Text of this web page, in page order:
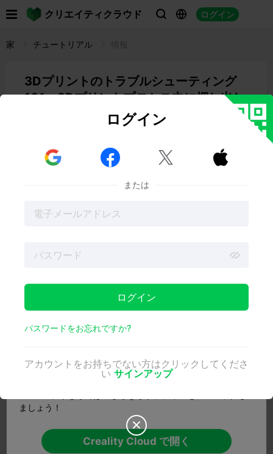
クリエイティクラウド   ログイン
家 チュートリアル
3Dプリントのトラブルシューティング
101：3Dプリントプロセス中に押し出し
時折、3Dプリンターのホットエンドから溶融フィラメン
トが押し出されなくなることがありますが、これは印刷プ
ロセスに悪影響を及ぼすさまざまな要因によるものです。
何がこの3Dプリント問題を引き起こすの
この3Dプリントの問題は、通常、フィラメント供給に問
題があるか、ホットエンド/ノズルに問題があるかとい
う、プリントプロセスの2つの側面にまで遡ることができ
ます。フィラメントが不足しているという単純なことかも

ログイン
  
または
ログイン
パスワードをお忘れですか?
アカウントをお持ちでない方はクリックしてくださ
い サインアップ
すべての機能をお楽しみください
モデルの詳細情報をすべて確認し、シームレスなクラウドス
ライシングとワンクリック印刷をご利用いただけます。モデ
ましょう！
Creality Cloud で開く